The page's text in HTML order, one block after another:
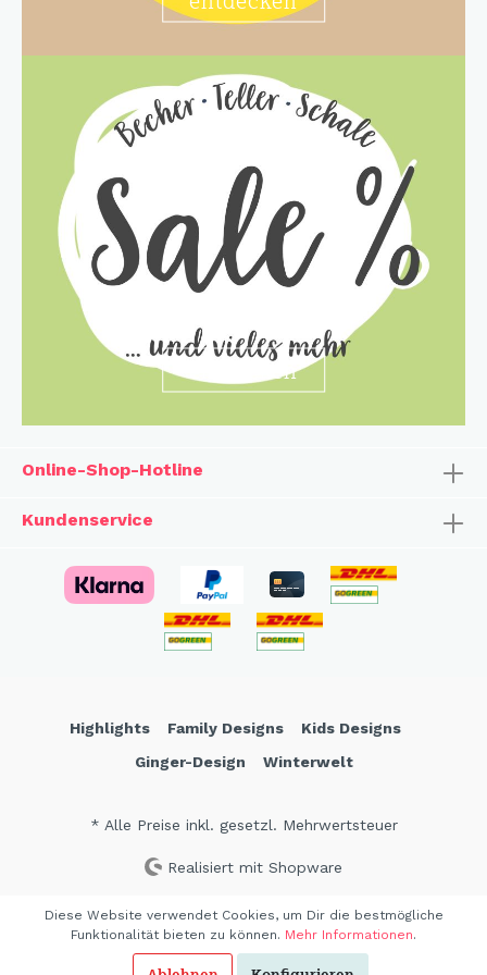
entdecken
Online-Shop-Hotline
Kundenservice
Highlights Family Designs
Kids Designs
Ginger-Design
Winterwelt
* Alle Preise inkl. gesetzl. Mehrwertsteuer
Realisiert mit Shopware
Diese Website verwendet Cookies, um Dir die bestmögliche
Funktionalität bieten zu können. Mehr Informationen.